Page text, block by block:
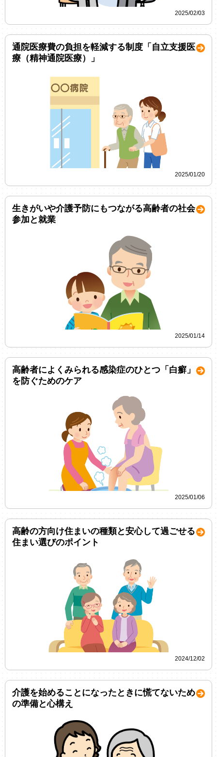
2025/02/03
通院医療費の負担を軽減する制度「自立支援医
療（精神通院医療）」
2025/01/20
生きがいや介護予防にもつながる高齢者の社会
参加と就業
2025/01/14
高齢者によくみられる感染症のひとつ「白癬」
を防ぐためのケア
2025/01/06
高齢の方向け住まいの種類と安心して過ごせる
住まい選びのポイント
2024/12/02
介護を始めることになったときに慌てないため
の準備と心構え